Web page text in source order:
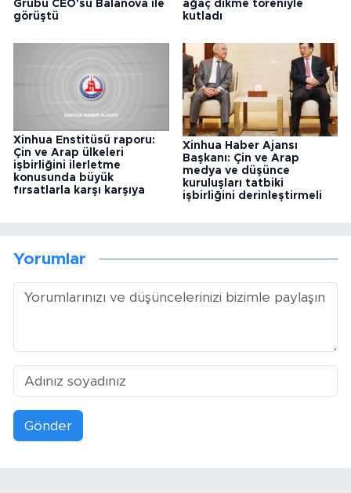
Grubu CEO'su Balanova ile
görüştü
ağaç dikme töreniyle
kutladı
Xinhua Enstitüsü raporu:
Çin ve Arap ülkeleri
işbirliğini ilerletme
konusunda büyük
fırsatlarla karşı karşıya
Xinhua Haber Ajansı
Başkanı: Çin ve Arap
medya ve düşünce
kuruluşları tatbiki
işbirliğini derinleştirmeli
Yorumlar
Gönder